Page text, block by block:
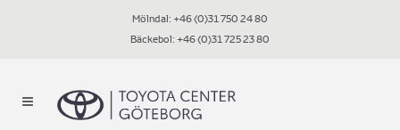
Mölndal: +46 (0)31 750 24 80
Bäckebol: +46 (0)31 725 23 80